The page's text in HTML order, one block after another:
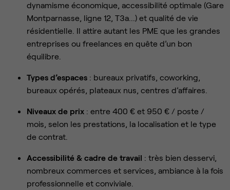
dynamisme économique, accessibilité optimale (Gare
Montparnasse, ligne 12, T3a...) et qualité de vie
résidentielle. Il attire autant les PME que les grandes
entreprises ou freelances en quête d’un bon
équilibre.
Types d’espaces : bureaux privatifs, coworking,
bureaux opérés, plateaux nus, centres d’affaires.
Niveaux de prix : entre 400 € et 950 € / poste /
mois, selon les prestations, la localisation et le type
de contrat.
Accessibilité & cadre de travail : très bien desservi,
nombreux commerces et services, ambiance à la fois
professionnelle et conviviale.